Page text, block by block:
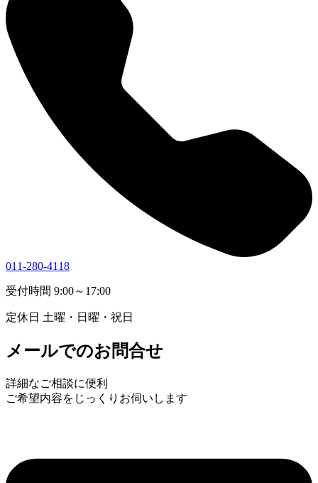
011-280-4118
受付時間 9:00～17:00
定休日 土曜・日曜・祝日
メールでのお問合せ
詳細なご相談に便利
ご希望内容をじっくりお伺いします